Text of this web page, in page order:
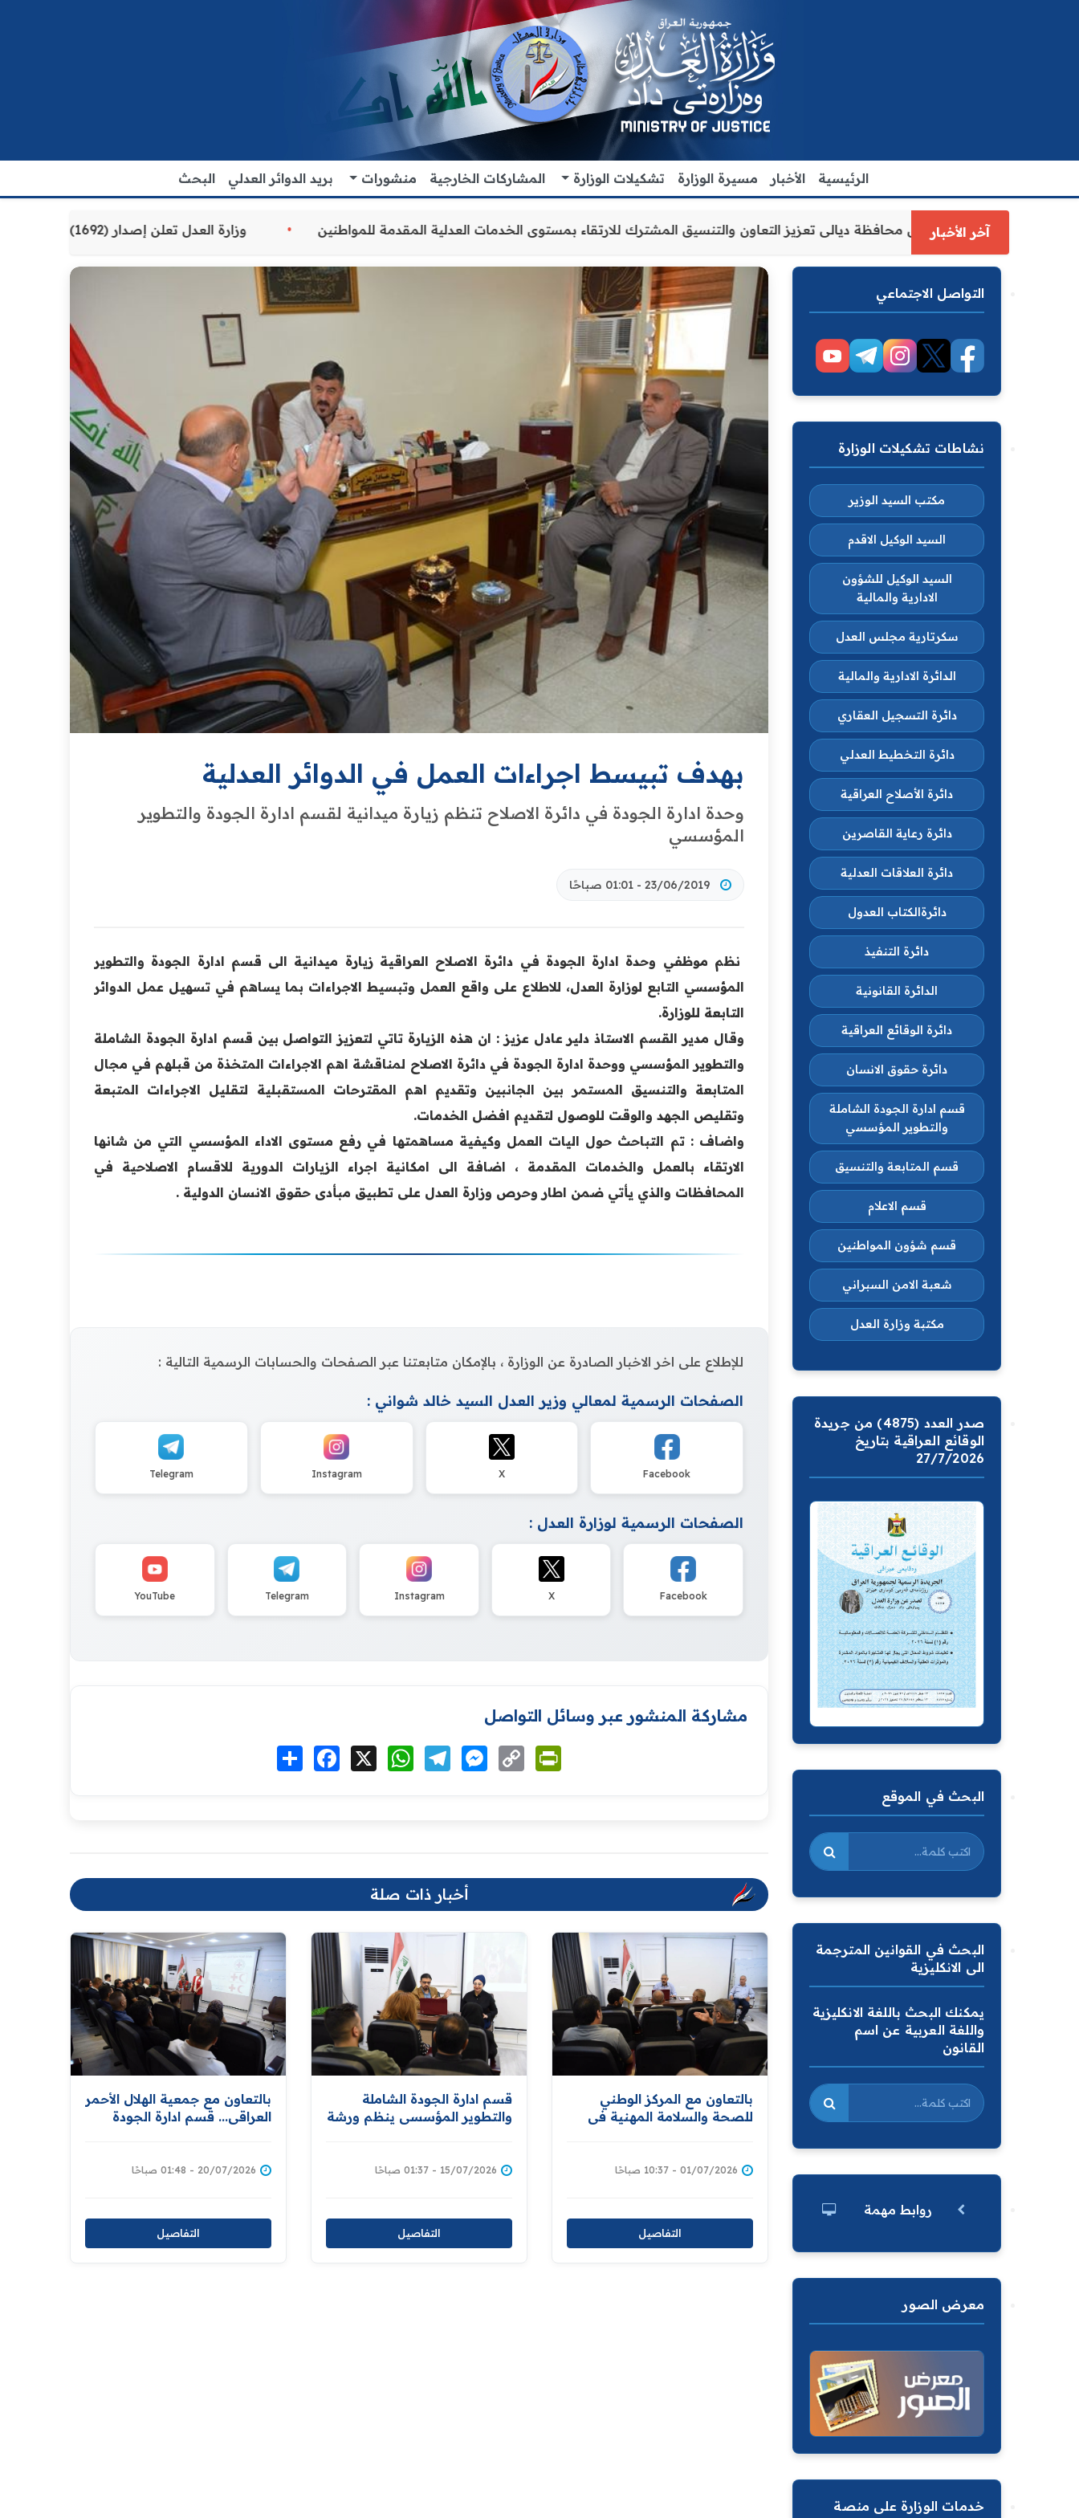
الرئيسية الأخبار مسيرة الوزارة تشكيلات الوزارة المشاركات الخارجية منشورات بريد الدوائر العدلي البحث
آخر الأخبار
وزارة العدل الاقدم يبحث مع رئيس مجلس محافظة ديالى تعزيز التعاون والتنسيق المشترك للارتقاء بمستوى الخدمات العدلية المقدمة للمواطنين وزارة العدل تعلن إصدار (1692) سوارًا إلكترونيًا لنزلاء سجن الناصرية المركزي لتنظيم التعاملات المالية داخل المؤسسات الإصلاحية
بهدف تبيسط اجراءات العمل في الدوائر العدلية
وحدة ادارة الجودة في دائرة الاصلاح تنظم زيارة ميدانية لقسم ادارة الجودة ‏والتطوير
المؤسسي
23/06/2019 - 01:01 صباحًا
نظم موظفي وحدة ادارة الجودة في دائرة الاصلاح العراقية زيارة ‏ميدانية الى قسم ادارة الجودة والتطوير
المؤسسي التابع لوزارة ‏العدل، للاطلاع على واقع العمل وتبسيط الاجراءات بما يساهم ‏في تسهيل عمل الدوائر
التابعة للوزارة.‏
وقال مدير القسم الاستاذدلير عادل عزيز : ان هذه الزيارة تاتي لتعزيز ‏التواصل بين قسم ادارة الجودة الشاملة
والتطوير المؤسسي ووحدة ادارة ‏الجودة في دائرة الاصلاح لمناقشة اهم الاجراءات المتخذة من قبلهم في ‏مجال
المتابعة والتنسيق المستمر بين الجانبين وتقديم اهم المقترحات ‏المستقبلية لتقليل الاجراءات المتبعة
وتقليص الجهد والوقت للوصول ‏لتقديم افضل الخدمات. ‏
واضاف : تم التباحث حول اليات العمل وكيفية مساهمتها في رفع ‏مستوى الاداء المؤسسي التي من شانها
الارتقاء بالعمل والخدمات ‏المقدمة ، اضافة الى امكانية اجراء الزيارات الدورية للاقسام ‏الاصلاحية في
المحافظات والذي يأتي ضمن اطار وحرص وزارة ‏العدل على تطبيق مبأدى حقوق الانسان الدولية .‏
للإطلاع على اخر الاخبار الصادرة عن الوزارة ، بالإمكان متابعتنا عبر الصفحات والحسابات الرسمية التالية :
الصفحات الرسمية لمعالي وزير العدل السيد خالد شواني :
Facebook
X
Instagram
Telegram
الصفحات الرسمية لوزارة العدل :
Facebook
X
Instagram
Telegram
YouTube
مشاركة المنشور عبر وسائل التواصل
انشر Facebook WhatsAppTelegramMessenger
Copy
Link
أخبار ذات صلة
بالتعاون مع جمعية الهلال الأحمر
العراقي... قسم ادارة الجودة
مبادئ الهلال وإدارة الكوارث
20/07/2026 - 01:48 صباحًا
التفاصيل
قسم ادارة الجودة الشاملة
والتطوير المؤسسي ينظم ورشة
الوقاية منها
15/07/2026 - 01:37 صباحًا
التفاصيل
بالتعاون مع المركز الوطني
للصحة والسلامة المهنية في
يقيم ورشة خاصة بحوادث
01/07/2026 - 10:37 صباحًا
التفاصيل
التواصل الاجتماعي
نشاطات تشكيلات الوزارة
مكتب السيد الوزير
السيد الوكيل الاقدم
السيد الوكيل للشؤون
الادارية والمالية
سكرتارية مجلس العدل
الدائرة الادارية والمالية
دائرة التسجيل العقاري
دائرة التخطيط العدلي
دائرة الأصلاح العراقية
دائرة رعاية القاصرين
دائرة العلاقات العدلية
دائرةالكتاب العدول
دائرة التنفيذ
الدائرة القانونية
دائرة الوقائع العراقية
دائرة حقوق الانسان
قسم ادارة الجودة الشاملة
والتطوير المؤسسي
قسم المتابعة والتنسيق
قسم الاعلام
قسم شؤون المواطنين
شعبة الامن السبراني
مكتبة وزارة العدل
صدر العدد (4875) من جريدة
الوقائع العراقية بتاريخ
27/7/2026
البحث في الموقع
البحث في القوانين المترجمة
الى الانكليزية
يمكنك البحث باللغة الانكليزية
واللغة العربية عن اسم
القانون
روابط مهمة
معرض الصور
خدمات الوزارة على منصة